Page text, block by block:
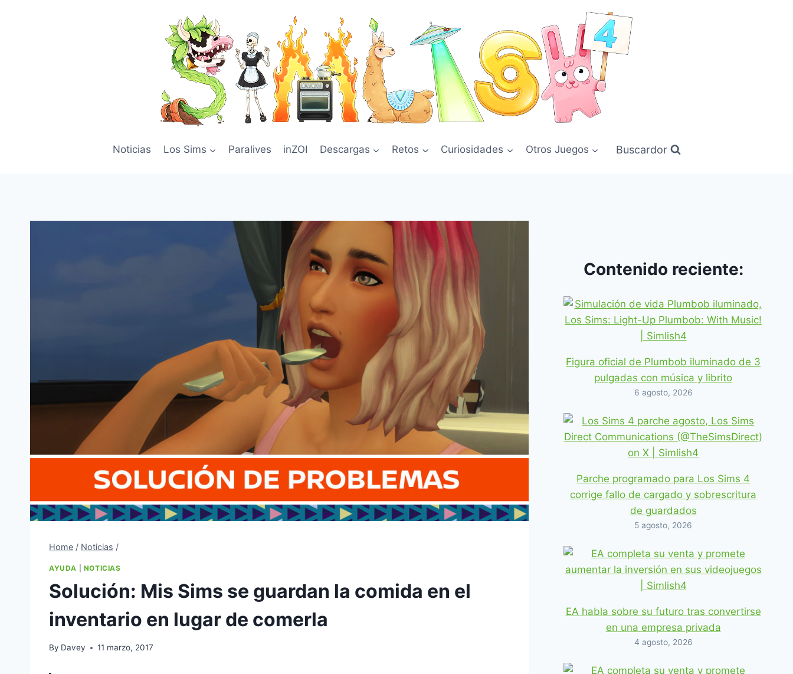
Noticias Los Sims Paralives inZOI Descargas Retos Curiosidades Otros Juegos Buscardor
Home / Noticias /
AYUDA NOTICIAS
Solución: Mis Sims se guardan la comida en el
inventario en lugar de comerla
By Davey 11 marzo, 2017
Contenido reciente:
Figura oficial de Plumbob iluminado de 3
pulgadas con música y librito
6 agosto, 2026
Parche programado para Los Sims 4
corrige fallo de cargado y sobrescritura
de guardados
5 agosto, 2026
EA habla sobre su futuro tras convertirse
en una empresa privada
4 agosto, 2026